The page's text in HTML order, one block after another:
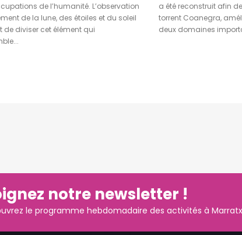
de l’humanité. L’observation
de la lune, des étoiles et du soleil
de diviser cet élément qui
a été reconstruit afin
torrent Coanegra,
deux domaines
notre newsletter !
le programme hebdomadaire des activités à